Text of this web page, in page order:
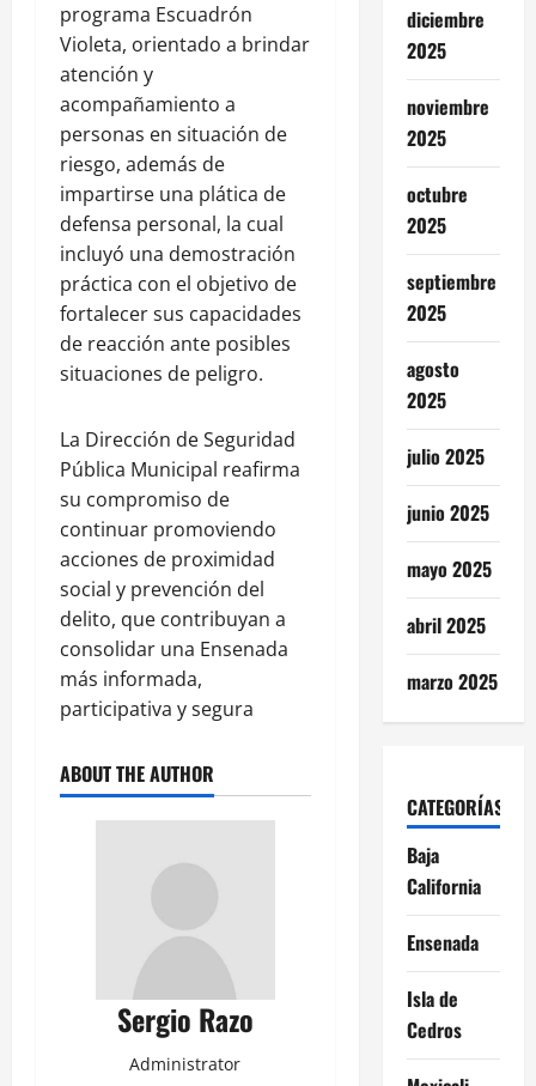
programa Escuadrón
Violeta, orientado a brindar
atención y
acompañamiento a
personas en situación de
riesgo, además de
impartirse una plática de
defensa personal, la cual
incluyó una demostración
práctica con el objetivo de
fortalecer sus capacidades
de reacción ante posibles
situaciones de peligro.
La Dirección de Seguridad
Pública Municipal reafirma
su compromiso de
continuar promoviendo
acciones de proximidad
social y prevención del
delito, que contribuyan a
consolidar una Ensenada
más informada,
participativa y segura
ABOUT THE AUTHOR
Sergio Razo
Administrator
diciembre
2025
noviembre
2025
octubre
2025
septiembre
2025
agosto
2025
julio 2025
junio 2025
mayo 2025
abril 2025
marzo 2025
CATEGORÍAS
Baja
California
Ensenada
Isla de
Cedros